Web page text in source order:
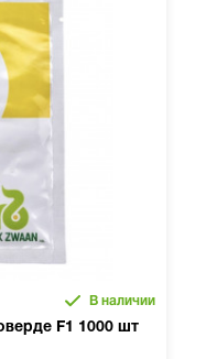
В наличии
F1 1000 шт